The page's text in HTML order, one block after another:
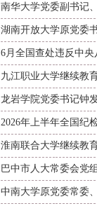
南华大学党委副书记
湖南开放大学原党委
6月全国查处违反中央
九江职业大学继续教
龙岩学院党委书记钟
2026年上半年全国纪
淮南联合大学继续教
巴中市人大常委会党
中南大学原党委常委